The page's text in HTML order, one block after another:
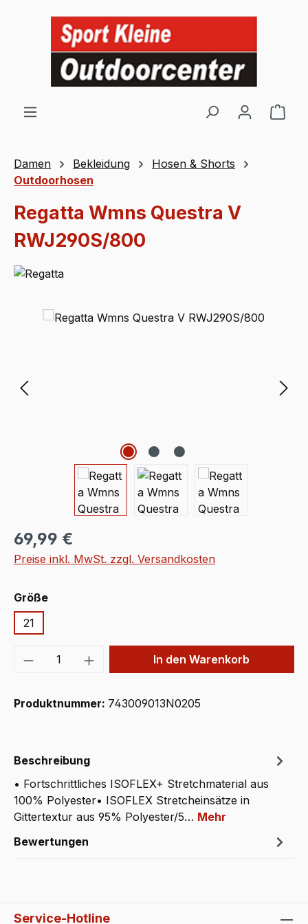
Zum Hauptinhalt springen
Damen Bekleidung
Hosen & Shorts
Outdoorhosen
Regatta Wmns Questra V
RWJ290S/800
Bildergalerie überspringen
Regulärer Preis:
69,99 €
Preise inkl. MwSt. zzgl. Versandkosten
Größeauswählen
21
Produkt Anzahl: Gib denIn den Warenkorb
Produktnummer: 743009013N0205
Beschreibung
• Fortschrittliches ISOFLEX+ Stretchmaterial aus
100% Polyester• ISOFLEX Stretcheinsätze in
Gittertextur aus 95% Polyester/5… Mehr
Bewertungen
Service-Hotline